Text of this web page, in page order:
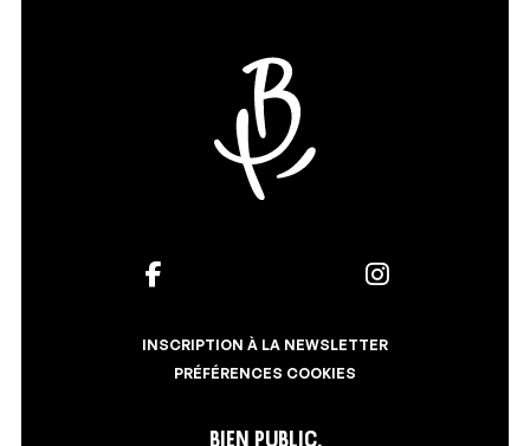
Bien Public,
INSCRIPTION À LA NEWSLETTER
PRÉFÉRENCES COOKIES